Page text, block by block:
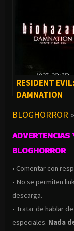
RESIDENT EVIL:
DAMNATION
BLOGHORROR »
ADVERTENCIAS
BLOGHORROR
• Comentar con
• No se permiten
descarga.
• Tratar de hablar
especiales. Nada